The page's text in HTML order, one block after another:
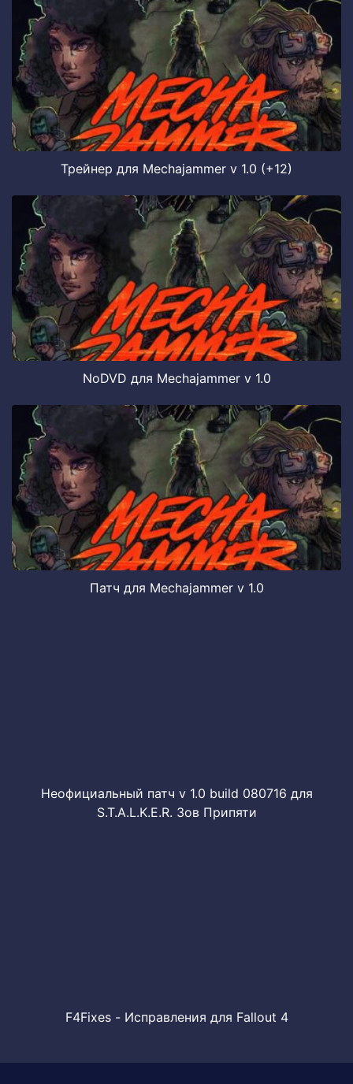
Трейнер для Mechajammer v 1.0 (+12)
NoDVD для Mechajammer v 1.0
Патч для Mechajammer v 1.0
Неофициальный патч v 1.0 build 080716 для
S.T.A.L.K.E.R. Зов Припяти
F4Fixes - Исправления для Fallout 4